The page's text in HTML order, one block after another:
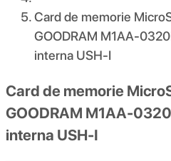
Card de memorie
GOODRAM M1AA-
interna USH-I
Card de memorie
GOODRAM M1AA-
interna USH-I